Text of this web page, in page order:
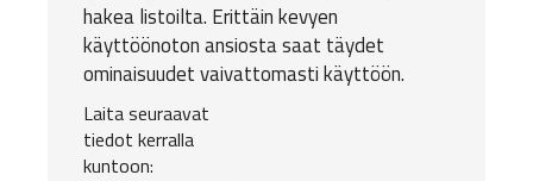
hakea listoilta. Erittäin kevyen
käyttöönoton ansiosta saat täydet
ominaisuudet vaivattomasti käyttöön.
Laita seuraavat
tiedot kerralla
kuntoon: